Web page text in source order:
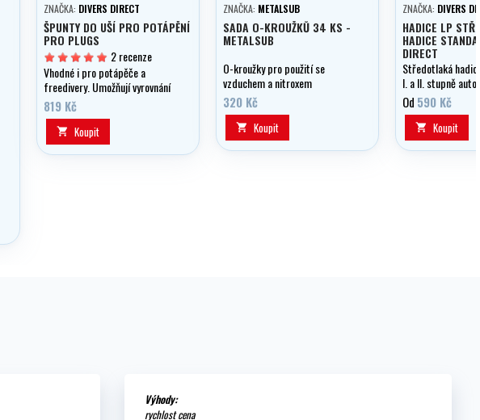
ZNAČKA: DIVERS DIRECT
ŠPUNTY DO UŠÍ PRO POTÁPĚNÍ
PRO PLUGS
2 recenze
Vhodné i pro potápěče a
freedivery. Umožňují vyrovnání
tlaku, díky ventilačnímu otvoru.
819 Kč
 Koupit
ZNAČKA: METALSUB
SADA O-KROUŽKŮ 34 KS -
METALSUB
O-kroužky pro použití se
vzduchem a nitroxem
320 Kč
 Koupit
ZNAČKA: DIVERS
HADICE LP
HADICE
DIRECT
Středotlaká
I. a II. stupně
volitelně v délce
černá.
Od 590 Kč
 Koupit
Výhody:
rychlost cena